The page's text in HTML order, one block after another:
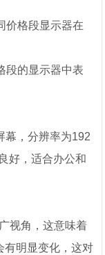
价格段显示器在
段的显示器中表
幕，分辨率为192
好，适合办公和
视角，这意味着
有明显变化，这对